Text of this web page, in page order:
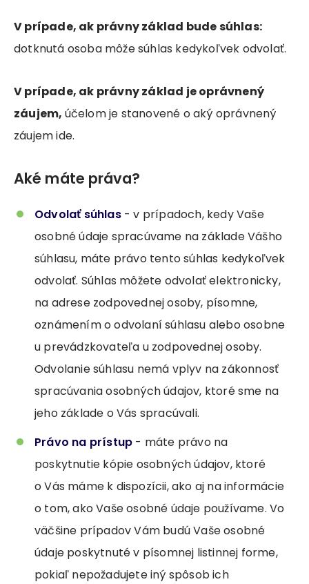
V prípade, ak právny základ bude súhlas:
dotknutá osoba môže súhlas kedykoľvek odvolať.
V prípade, ak právny základ je oprávnený
záujem, účelom je stanovené o aký oprávnený
záujem ide.
Aké máte práva?
Odvolať súhlas- v prípadoch, kedy Vaše
osobné údaje spracúvame na základe Vášho
súhlasu, máte právo tento súhlas kedykoľvek
odvolať. Súhlas môžete odvolať elektronicky,
na adrese zodpovednej osoby, písomne,
oznámením o odvolaní súhlasu alebo osobne
u prevádzkovateľa u zodpovednej osoby.
Odvolanie súhlasu nemá vplyv na zákonnosť
spracúvania osobných údajov, ktoré sme na
jeho základe o Vás spracúvali.
Právo na prístup - máte právo na
poskytnutie kópie osobných údajov, ktoré
o Vás máme k dispozícii, ako aj na informácie
o tom, ako Vaše osobné údaje používame. Vo
väčšine prípadov Vám budú Vaše osobné
údaje poskytnuté v písomnej listinnej forme,
pokiaľ nepožadujete iný spôsob ich